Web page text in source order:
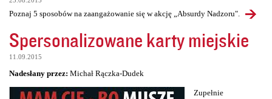
Poznaj 5 sposobów na zaangażowanie się w akcję „Absurdy Nadzoru".
Spersonalizowane karty miejskie
11.09.2015
Nadesłany przez: Michał Rączka-Dudek
Zupełnie